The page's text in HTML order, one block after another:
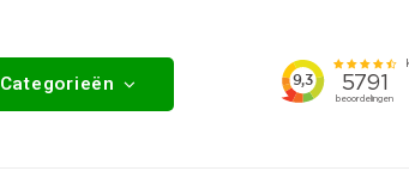
Categorieën